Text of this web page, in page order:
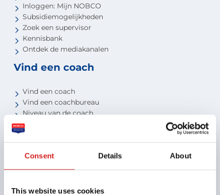
Consent Details About
This website uses cookies
Inloggen: Mijn NOBCO
Subsidiemogelijkheden
Zoek een supervisor
Kennisbank
Ontdek de mediakanalen
Vind een coach
Vind een coach
Vind een coachbureau
Niveau van de coach
Voor studenten
Aansluiten als coachbureau